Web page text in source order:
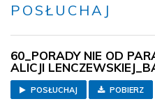
POSŁUCHAJ
60_PORADY NIE OD
ALICJI
POSŁUCHAJ POBIERZ